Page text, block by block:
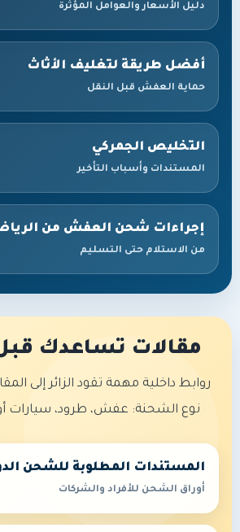
دليل الأسعار والعوامل المؤثرة
أفضل طريقة لتغليف الأثاث
حماية العفش قبل النقل
التخليص الجمركي
المستندات وأسباب التأخير
إجراءات شحن العفش من
من الاستلام حتى التسليم
مقالات تساعدك
روابط داخلية مهمة تقود الزائر إلى
نوع الشحنة: عفش، طرود، سيارات
المستندات المطلوبة للشحن
أوراق الشحن للأفراد والشركات